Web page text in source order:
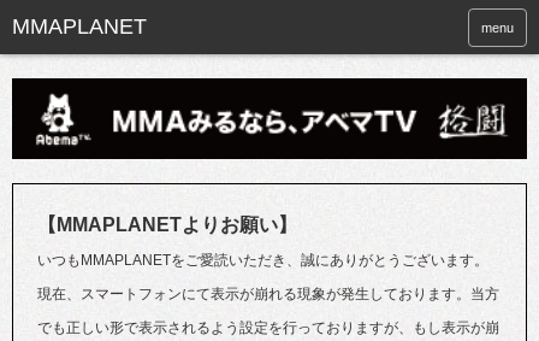
menu
【MMAPLANETよりお願い】
いつもMMAPLANETをご愛読いただき、誠にありがとうございます。
現在、スマートフォンにて表示が崩れる現象が発生しております。当方
でも正しい形で表示されるよう設定を行っておりますが、もし表示が崩